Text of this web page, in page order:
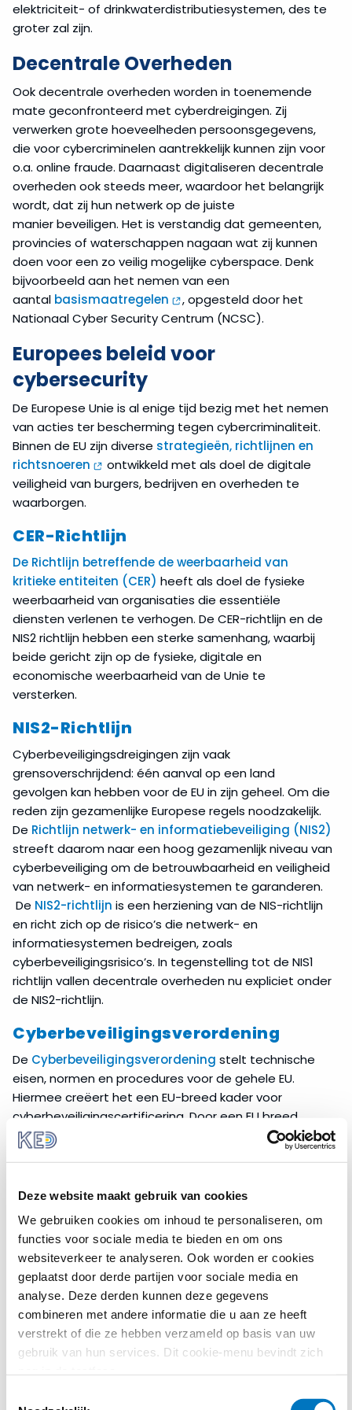
Deze website maakt gebruik van cookies
We gebruiken cookies om inhoud te personaliseren, om
functies voor sociale media te bieden en om ons
websiteverkeer te analyseren. Ook worden er cookies
geplaatst door derde partijen voor sociale media en
analyse. Deze derden kunnen deze gegevens
combineren met andere informatie die u aan ze heeft
verstrekt of die ze hebben verzameld op basis van uw
gebruik van hun services. Dit cookie-menu bevindt zich
elektriciteit- of drinkwaterdistributiesystemen, des te
groter zal zijn.
Decentrale Overheden
Ook decentrale overheden worden in toenemende
mate geconfronteerd met cyberdreigingen. Zij
verwerken grote hoeveelheden persoonsgegevens,
die voor cybercriminelen aantrekkelijk kunnen zijn voor
o.a. online fraude. Daarnaast digitaliseren decentrale
overheden ook steeds meer, waardoor het belangrijk
wordt, dat zij hun netwerk op de juiste
manier beveiligen. Het is verstandig dat gemeenten,
provincies of waterschappen nagaan wat zij kunnen
doen voor een zo veilig mogelijke cyberspace. Denk
bijvoorbeeld aan het nemen van een
aantal basismaatregelen
, opgesteld door het
Nationaal Cyber Security Centrum (NCSC).
Europees beleid voor
cybersecurity
De Europese Unie is al enige tijd bezig met het nemen
van acties ter bescherming tegen cybercriminaliteit.
Binnen de EU zijn diverse strategieën, richtlijnen en
richtsnoeren
ontwikkeld met als doel de digitale
veiligheid van burgers, bedrijven en overheden te
waarborgen.
CER-Richtlijn
De Richtlijn betreffende de weerbaarheid van
kritieke entiteiten (CER) heeft als doel de fysieke
weerbaarheid van organisaties die essentiële
diensten verlenen te verhogen. De CER-richtlijn en de
NIS2 richtlijn hebben een sterke samenhang, waarbij
beide gericht zijn op de fysieke, digitale en
economische weerbaarheid van de Unie te
versterken.
NIS2-Richtlijn
Cyberbeveiligingsdreigingen zijn vaak
grensoverschrijdend: één aanval op een land
gevolgen kan hebben voor de EU in zijn geheel. Om die
reden zijn gezamenlijke Europese regels noodzakelijk.
De Richtlijn netwerk- en informatiebeveiliging (NIS2)
streeft daarom naar een hoog gezamenlijk niveau van
cyberbeveiliging om de betrouwbaarheid en veiligheid
van netwerk- en informatiesystemen te garanderen.
De NIS2-richtlijn is een herziening van de NIS-richtlijn
en richt zich op de risico’s die netwerk- en
informatiesystemen bedreigen, zoals
cyberbeveiligingsrisico’s. In tegenstelling tot de NIS1
richtlijn vallen decentrale overheden nu expliciet onder
de NIS2-richtlijn.
Cyberbeveiligingsverordening
De Cyberbeveiligingsverordening stelt technische
eisen, normen en procedures voor de gehele EU.
Hiermee creëert het een EU-breed kader voor
cyberbeveiligingscertificering. Door een EU breed
kader wordt gewaarborgd dat alle gecertificeerde
ICT-producten en -diensten zijn geëvalueerd en
versterkt de verordening het mandaat van het EU-
lidstaten en belanghebbenden ondersteunt bij het
verbeteren van cyberveiligheid.
Cyberweerbaarheidsverordening
DeCyberweerbaarheidsverordening(CRA)
introduceert een breed kader van minimale
cyberbeveiligingstandaarden voor producten met
consumenten beter te beschermen tegen